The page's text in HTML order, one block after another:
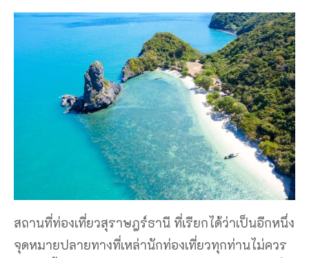
สถานที่ท่องเที่ยวสุราษฎร์ธานี ที่เรียกได้ว่าเป็นอีกหนึ่ง
จุดหมายปลายทางที่เหล่านักท่องเที่ยวทุกท่านไม่ควร